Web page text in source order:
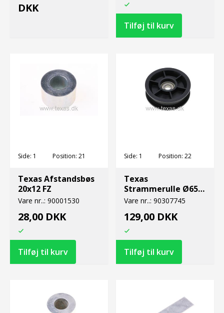
DKK
Side: 1 Position: 21
Texas Afstandsbøs
20x12 FZ
Vare nr..: 90001530
28,00 DKK
Side: 1 Position: 22
Texas
Strammerulle Ø65 -
PK
Vare nr..: 90307745
129,00 DKK